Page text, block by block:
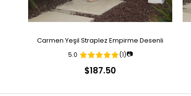
Carmen Yeşil Straplez Empirme Desenli
5.0 (1)📷
$187.50